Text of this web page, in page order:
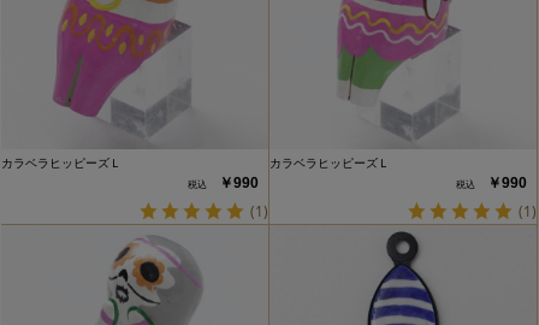
カラベラヒッピーズＬ
￥990
(1)
カラベラヒッピーズＬ
￥990
(1)